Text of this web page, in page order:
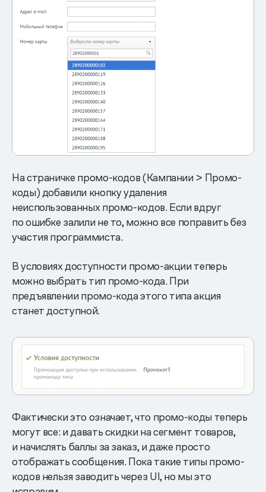
На страничке промо-кодов (Кампании > Промо-
коды) добавили кнопку удаления
неиспользованных промо-кодов. Если вдруг
по ошибке залили не то, можно все поправить без
участия программиста.
В условиях доступности промо-акции теперь
можно выбрать тип промо-кода. При
предъявлении промо-кода этого типа акция
станет доступной.
Фактически это означает, что промо-коды теперь
могут все: и давать скидки на сегмент товаров,
и начислять баллы за заказ, и даже просто
отображать сообщения. Пока такие типы промо-
кодов нельзя заводить через UI, но мы это